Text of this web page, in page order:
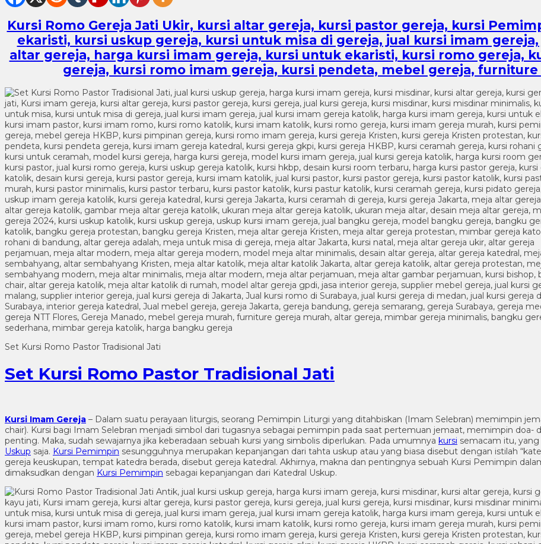
Kursi Romo Gereja Jati Ukir, kursi altar gereja, kursi pastor gereja, kursi
ekaristi, kursi uskup gereja, kursi untuk misa di gereja, jual kursi imam
altar gereja, harga kursi imam gereja, kursi untuk ekaristi, kursi romo gereja,
gereja, kursi romo imam gereja, kursi pendeta, mebel gereja,
Set Kursi Romo Pastor Tradisional Jati
Set Kursi Romo Pastor Tradisional Jati
Kursi Imam Gereja – Dalam suatu perayaan liturgis, seorang Pemimpin Liturgi yang ditahbiskan (Imam Selebran) memimpin
chair). Kursi bagi Imam Selebran menjadi simbol dari tugasnya sebagai pemimpin pada saat pertemuan jemaat, memimpin
penting. Maka, sudah sewajarnya jika keberadaan sebuah kursi yang simbolis diperlukan. Pada umumnya kursi semacam itu,
Uskup saja. Kursi Pemimpin sesungguhnya merupakan kepanjangan dari tahta uskup atau yang biasa disebut dengan istilah
gereja keuskupan, tempat katedra berada, disebut gereja katedral. Akhirnya, makna dan pentingnya sebuah Kursi Pemimpin
dimaksudkan dengan Kursi Pemimpin sebagai kepanjangan dari Katedral Uskup.